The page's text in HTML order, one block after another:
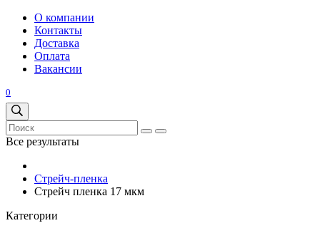
О компании
Контакты
Доставка
Оплата
Вакансии
0
Все результаты
Стрейч-пленка
Стрейч пленка 17 мкм
Категории